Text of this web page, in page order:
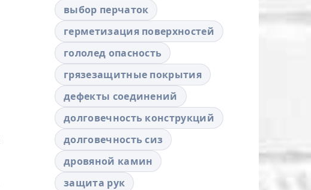
выбор перчаток
герметизация поверхностей
гололед опасность
грязезащитные покрытия
дефекты соединений
долговечность конструкций
долговечность сиз
дровяной камин
защита рук